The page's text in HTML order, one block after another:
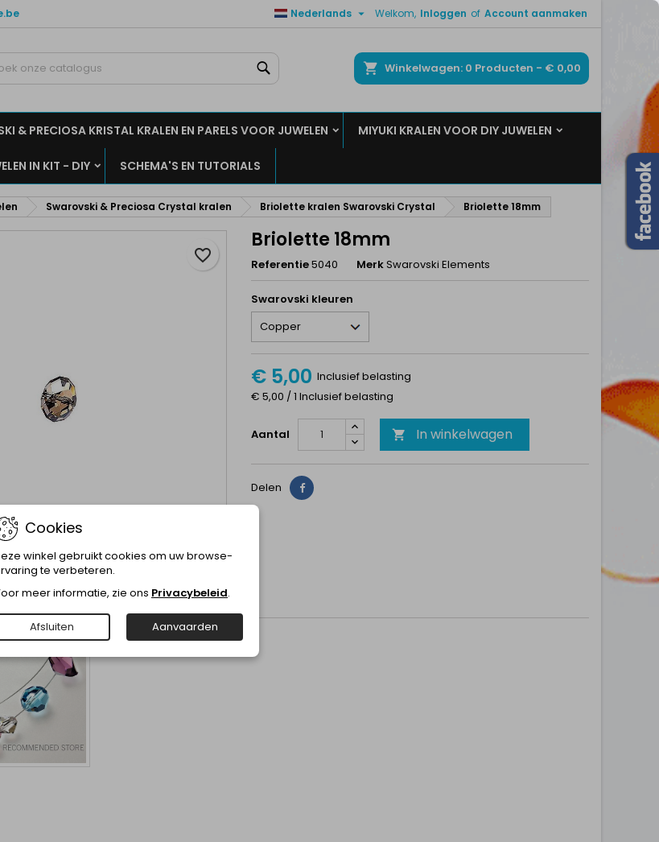
Welkom, Inloggen of Account aanmaken
Nederlands 
Winkelwagen 0 Producten - € 0,00
& PRECIOSA KRISTAL KRALEN EN PARELS VOOR JUWELEN MIYUKI KRALEN VOOR DIY JUWELEN
IN KIT - DIY SCHEMA'S EN TUTORIALS
Swarovski & Preciosa Crystal kralen Briolette kralen Swarovski Crystal Briolette 18mm
Briolette 18mm
Referentie5040 MerkSwarovski Elements
Swarovski kleuren
€ 5,00 Inclusief belasting
€ 5,00 / 1 Inclusief belasting
Aantal  In winkelwagen
favorite_border
Delen Delen
lijst
verlanglijst
zijn om producten in uw verlanglijst op te slaan.
Annuleren Inloggen
Cookies
winkel gebruikt cookies om uw browse-
te verbeteren.
meer informatie, zie ons Privacybeleid.
Afsluiten Aanvaarden